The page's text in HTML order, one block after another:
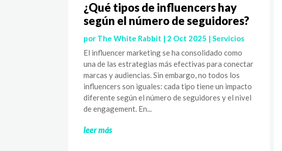
¿Qué tipos de influencers hay
según el número de seguidores?
por The White Rabbit | 2 Oct 2025 |Servicios
El influencer marketing se ha consolidado como
una de las estrategias más efectivas para conectar
marcas y audiencias. Sin embargo, no todos los
influencers son iguales: cada tipo tiene un impacto
diferente según el número de seguidores y el nivel
de engagement. En...
leer más